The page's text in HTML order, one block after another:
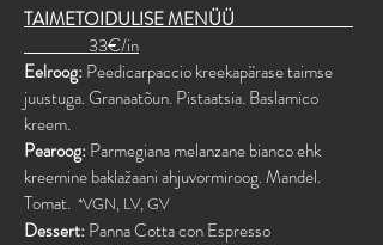
TAIMETOIDULISE MENÜÜ
33€/in
Eelroog: Peedicarpaccio kreekapärase taimse
juustuga. Granaatõun. Pistaatsia. Baslamico
kreem.
Pearoog: Parmegiana melanzane bianco ehk
kreemine baklažaani ahjuvormiroog. Mandel.
Tomat. *VGN, LV, GV
Dessert: Panna Cotta con Espresso